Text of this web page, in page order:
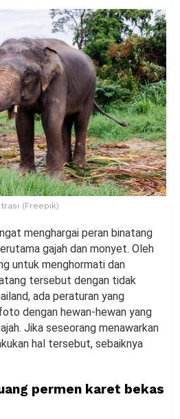
(Freepik)
menghargai peran binatang
gajah dan monyet. Oleh
untuk menghormati dan
tersebut dengan tidak
ada peraturan yang
dengan hewan-hewan yang
Jika seseorang menawarkan
hal tersebut, sebaiknya
permen karet bekas